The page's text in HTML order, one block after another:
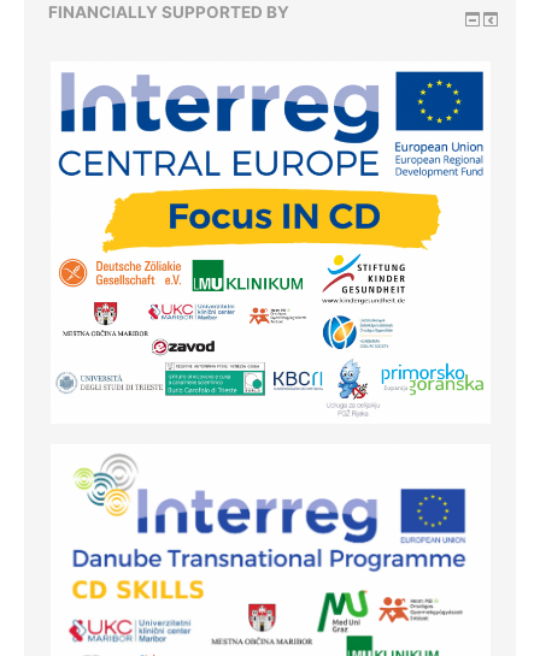
FINANCIALLY SUPPORTED BY